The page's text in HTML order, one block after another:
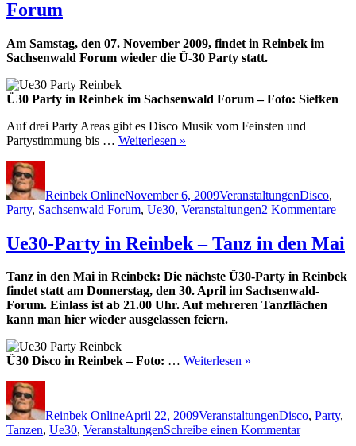
2011
Forum
Am Samstag, den 07. November 2009, findet in Reinbek im
Sachsenwald Forum wieder die Ü-30 Party statt.
Ü30 Party in Reinbek im Sachsenwald Forum – Foto: Siefken
Auf drei Party Areas gibt es Disco Musik vom Feinsten und
Partystimmung bis … Weiterlesen »
Reinbek OnlineNovember 6, 2009VeranstaltungenDisco,
Party, Sachsenwald Forum, Ue30, Veranstaltungen2 Kommentarezu
Ue30-Party in Reinbek – Tanz in den Mai
Tanz in den Mai in Reinbek: Die nächste Ü30-Party in Reinbek
findet statt am Donnerstag, den 30. April im Sachsenwald-
Forum. Einlass ist ab 21.00 Uhr. Auf mehreren Tanzflächen
kann man hier wieder ausgelassen feiern.
Ü30 Disco in Reinbek – Foto: … Weiterlesen »
Reinbek OnlineApril 22, 2009VeranstaltungenDisco, Party,
Tanzen, Ue30, VeranstaltungenSchreibe einen Kommentarzu